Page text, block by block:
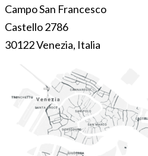
Campo San Francesco
Castello 2786
30122 Venezia, Italia